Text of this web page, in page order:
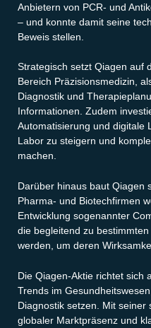
Anbietern von PCR- und
– und konnte damit seine
Beweis stellen.
Strategisch setzt Qiagen auf
Bereich Präzisionsmedizin,
Diagnostik und
Informationen. Zudem
Automatisierung und digitale
Labor zu steigern und
machen.
Darüber hinaus baut Qiagen
Pharma- und Biotechfirmen
Entwicklung sogenannter
die begleitend zu
werden, um deren
Die Qiagen-Aktie richtet sich
Trends im
Diagnostik setzen. Mit seiner
globaler Marktpräsenz und